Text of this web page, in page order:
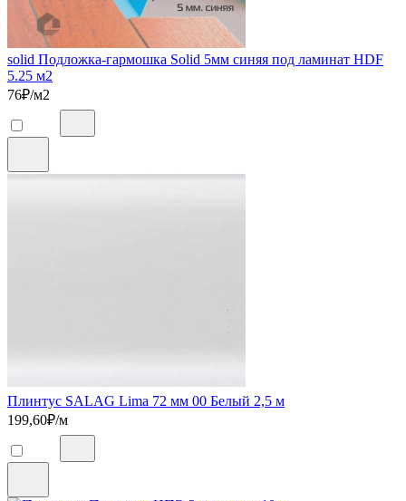
solid Подложка-гармошка Solid 5мм синяя под ламинат HDF
5.25 м2
76₽/м2
Плинтус SALAG Lima 72 мм 00 Белый 2,5 м
199,60₽/м